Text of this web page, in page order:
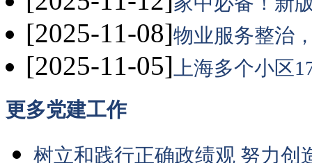
[2025-11-08]物业服务整治
[2025-11-05] 上海多个小区
更多党建工作
树立和践行正确政绩观 努力创